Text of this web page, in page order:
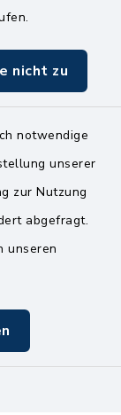
nicht zu
notwendige
unserer
zur Nutzung
abgefragt.
unseren